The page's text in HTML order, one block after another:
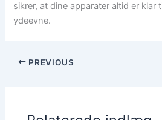
sikrer, at dine apparater altid er klar
ydeevne.
PREVIOUS